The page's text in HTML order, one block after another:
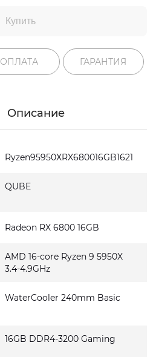
Купить
ОПЛАТА ГАРАНТИЯ
Описание
Ryzen95950XRX680016GB1621
QUBE
Radeon RX 6800 16GB
AMD 16-core Ryzen 9 5950X
3.4-4.9GHz
WaterCooler 240mm Basic
16GB DDR4-3200 Gaming